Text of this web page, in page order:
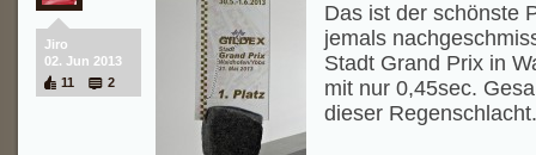
Jiro
02. Jun 2013
11
2
Das ist der schönste
jemals
Stadt Grand Prix in
mit nur 0,45sec.
dieser